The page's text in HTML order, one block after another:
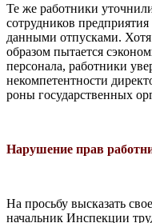
Те же работники
сотрудников
данными отпусками. Хотя
образом пытается
персонала, работники
некомпетентности
роны государственных
Нарушение прав
На просьбу высказать
начальник Инс­пекции